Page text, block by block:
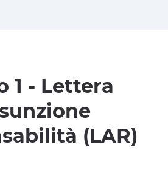
1 - Lettera
(LAR)